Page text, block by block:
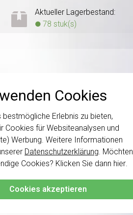
Cookies
bestmögliche Erlebnis zu bieten,
Cookies für Websiteanalysen und
Werbung. Weitere Informationen
Datenschutzerklärung. Möchten
Cookies? Klicken Sie dann hier.
Cookies akzeptieren
Aktueller Lagerbestand:
78 stuk(s)
Unterputzdosen,NICHTgeeignet
erfolgen. Für die Montage